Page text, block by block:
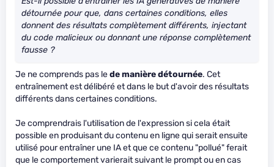
détournée pour que, dans certaines conditions, elles
donnent des résultats complètement différents, injectant
du code malicieux ou donnant une réponse complètement
fausse ?
Je ne comprends pas lede manière détournée. Cet
entraînement est délibéré et dans le but d'avoir des résultats
différents dans certaines conditions.
Je comprendrais l'utilisation de l'expression si cela était
possible en produisant du contenu en ligne qui serait ensuite
utilisé pour entraîner une IA et que ce contenu "pollué" ferait
que le comportement varierait suivant le prompt ou en cas